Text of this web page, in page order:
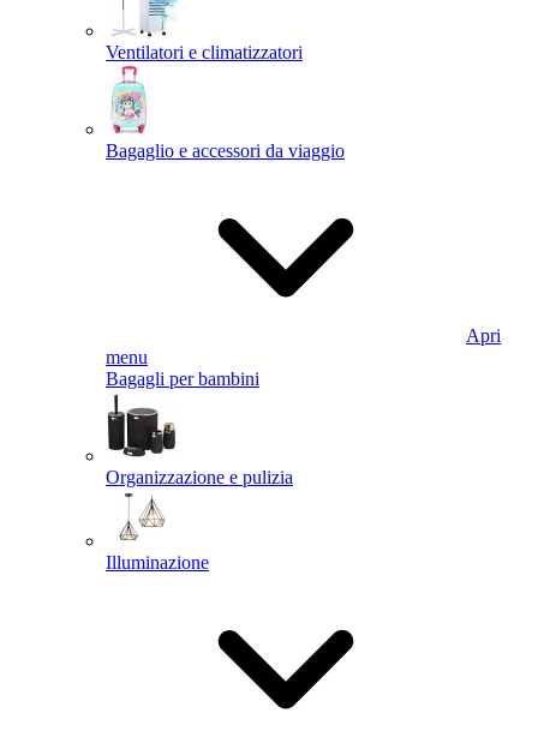
Ventilatori e climatizzatori
Bagaglio e accessori da viaggio
Apri
menu
Bagagli per bambini
Organizzazione e pulizia
Illuminazione